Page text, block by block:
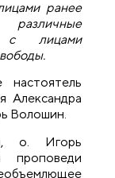
ранее
с лицами
Александра
Волошин.
о. Игорь